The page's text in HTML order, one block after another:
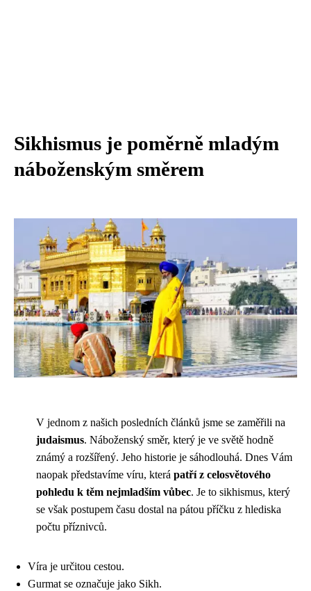
Sikhismus je poměrně mladým
náboženským směrem
V jednom z našich posledních článků jsme se zaměřili na
judaismus. Náboženský směr, který je ve světě hodně
známý a rozšířený. Jeho historie je sáhodlouhá. Dnes Vám
naopak představíme víru, která patří z celosvětového
pohledu k těm nejmladším vůbec. Je to sikhismus, který
se však postupem času dostal na pátou příčku z hlediska
počtu příznivců.
Víra je určitou cestou.
Gurmat se označuje jako Sikh.